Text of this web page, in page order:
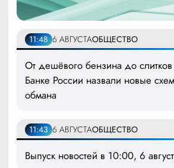
11:48 6 АВГУСТАОБЩЕСТВО
От дешёвого бензина до слитков
Банке России назвали новые
обмана
11:43 6 АВГУСТАОБЩЕСТВО
Выпуск новостей в 10:00, 6